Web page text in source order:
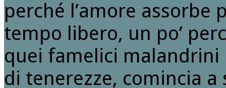
perché l’amore
tempo libero, un po’
quei famelici malandrini
di tenerezze, comincia